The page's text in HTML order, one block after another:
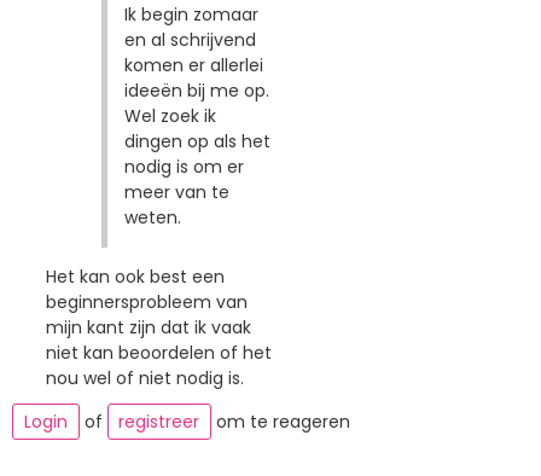
Ik begin zomaar
en al schrijvend
komen er allerlei
ideeën bij me op.
Wel zoek ik
dingen op als het
nodig is om er
meer van te
weten.
Het kan ook best een
beginnersprobleem van
mijn kant zijn dat ik vaak
niet kan beoordelen of het
nou wel of niet nodig is.
Login
of registreer om te reageren